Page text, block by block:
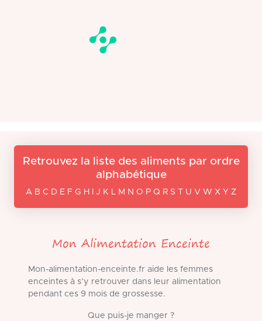
Retrouvez la liste des aliments par ordre
alphabétique
A B C D E F G H I J K L M N O P Q R S T U V W X Y Z
Mon Alimentation Enceinte
Mon-alimentation-enceinte.fr aide les femmes
enceintes à s’y retrouver dans leur alimentation
pendant ces 9 mois de grossesse.
Que puis-je manger ?